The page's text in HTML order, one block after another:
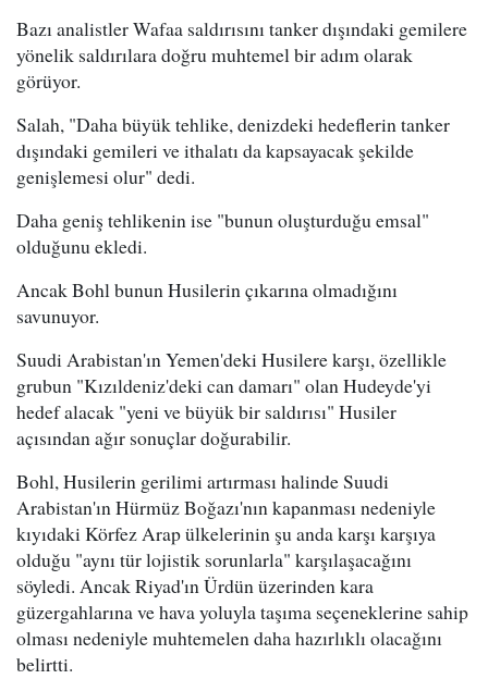
Bazı analistler Wafaa saldırısını tanker dışındaki gemilere
yönelik saldırılara doğru muhtemel bir adım olarak
görüyor.
Salah, "Daha büyük tehlike, denizdeki hedeflerin tanker
dışındaki gemileri ve ithalatı da kapsayacak şekilde
genişlemesi olur" dedi.
Daha geniş tehlikenin ise "bunun oluşturduğu emsal"
olduğunu ekledi.
Ancak Bohl bunun Husilerin çıkarına olmadığını
savunuyor.
Suudi Arabistan'ın Yemen'deki Husilere karşı, özellikle
grubun "Kızıldeniz'deki can damarı" olan Hudeyde'yi
hedef alacak "yeni ve büyük bir saldırısı" Husiler
açısından ağır sonuçlar doğurabilir.
Bohl, Husilerin gerilimi artırması halinde Suudi
Arabistan'ın Hürmüz Boğazı'nın kapanması nedeniyle
kıyıdaki Körfez Arap ülkelerinin şu anda karşı karşıya
olduğu "aynı tür lojistik sorunlarla" karşılaşacağını
söyledi. Ancak Riyad'ın Ürdün üzerinden kara
güzergahlarına ve hava yoluyla taşıma seçeneklerine sahip
olması nedeniyle muhtemelen daha hazırlıklı olacağını
belirtti.